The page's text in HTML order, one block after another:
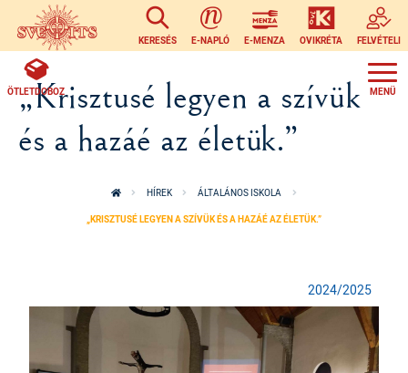
Ugrás a tartalomra
KERESÉS E-NAPLÓ E-MENZA OVIKRÉTA FELVÉTELI
ÖTLETDOBOZ
„Krisztusé legyen a szívük
és a hazáé az életük.”
HÍREK ÁLTALÁNOS ISKOLA
„KRISZTUSÉ LEGYEN A SZÍVÜK ÉS A HAZÁÉ AZ ÉLETÜK.”
2024/2025